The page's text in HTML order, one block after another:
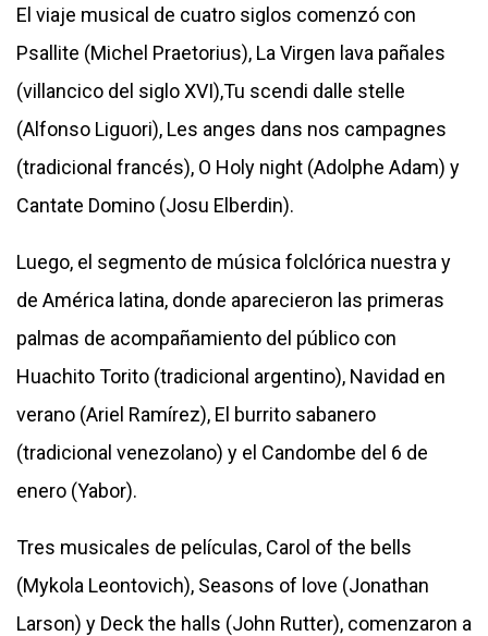
El viaje musical de cuatro siglos comenzó con
Psallite (Michel Praetorius), La Virgen lava pañales
(villancico del siglo XVI),Tu scendi dalle stelle
(Alfonso Liguori), Les anges dans nos campagnes
(tradicional francés), O Holy night (Adolphe Adam) y
Cantate Domino (Josu Elberdin).
Luego, el segmento de música folclórica nuestra y
de América latina, donde aparecieron las primeras
palmas de acompañamiento del público con
Huachito Torito (tradicional argentino), Navidad en
verano (Ariel Ramírez), El burrito sabanero
(tradicional venezolano) y el Candombe del 6 de
enero (Yabor).
Tres musicales de películas, Carol of the bells
(Mykola Leontovich), Seasons of love (Jonathan
Larson) y Deck the halls (John Rutter), comenzaron a